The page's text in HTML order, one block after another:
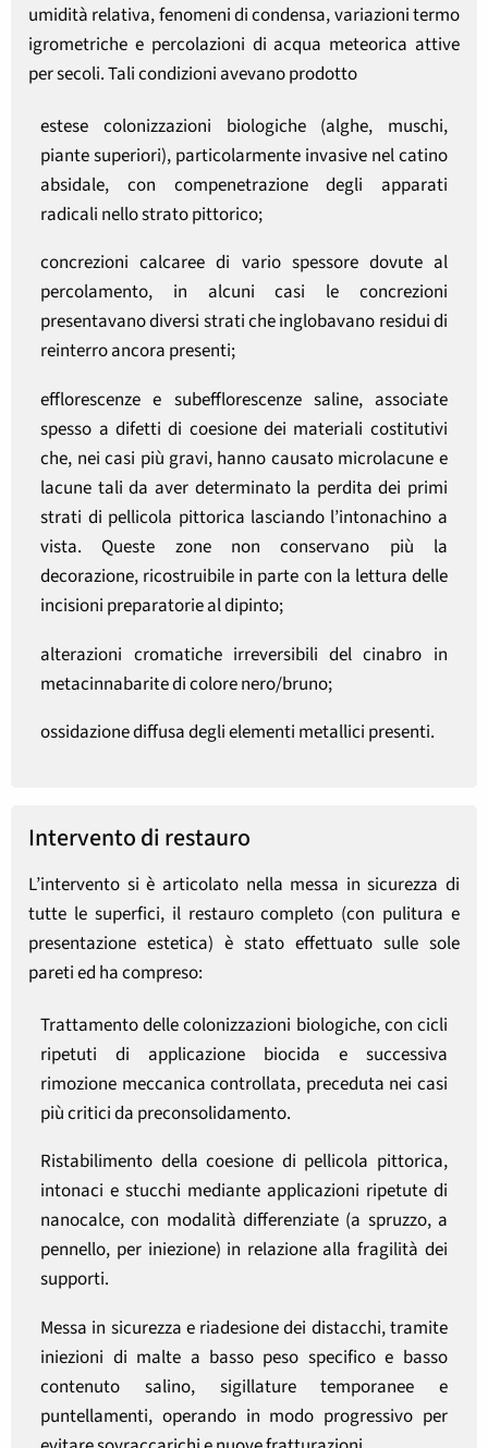
umidità relativa, fenomeni di condensa, variazioni termo
igrometriche e percolazioni di acqua meteorica attive
per secoli. Tali condizioni avevano prodotto
estese colonizzazioni biologiche (alghe, muschi,
piante superiori), particolarmente invasive nel catino
absidale, con compenetrazione degli apparati
radicali nello strato pittorico;
concrezioni calcaree di vario spessore dovute al
percolamento, in alcuni casi le concrezioni
presentavano diversi strati che inglobavano residui di
reinterro ancora presenti;
efflorescenze e subefflorescenze saline, associate
spesso a difetti di coesione dei materiali costitutivi
che, nei casi più gravi, hanno causato microlacune e
lacune tali da aver determinato la perdita dei primi
strati di pellicola pittorica lasciando l’intonachino a
vista. Queste zone non conservano più la
decorazione, ricostruibile in parte con la lettura delle
incisioni preparatorie al dipinto;
alterazioni cromatiche irreversibili del cinabro in
metacinnabarite di colore nero/bruno;
ossidazione diffusa degli elementi metallici presenti.
Intervento di restauro
L’intervento si è articolato nella messa in sicurezza di
tutte le superfici, il restauro completo (con pulitura e
presentazione estetica) è stato effettuato sulle sole
pareti ed ha compreso:
Trattamento delle colonizzazioni biologiche, con cicli
ripetuti di applicazione biocida e successiva
rimozione meccanica controllata, preceduta nei casi
più critici da preconsolidamento.
Ristabilimento della coesione di pellicola pittorica,
intonaci e stucchi mediante applicazioni ripetute di
nanocalce, con modalità differenziate (a spruzzo, a
pennello, per iniezione) in relazione alla fragilità dei
supporti.
Messa in sicurezza e riadesione dei distacchi, tramite
iniezioni di malte a basso peso specifico e basso
contenuto salino, sigillature temporanee e
puntellamenti, operando in modo progressivo per